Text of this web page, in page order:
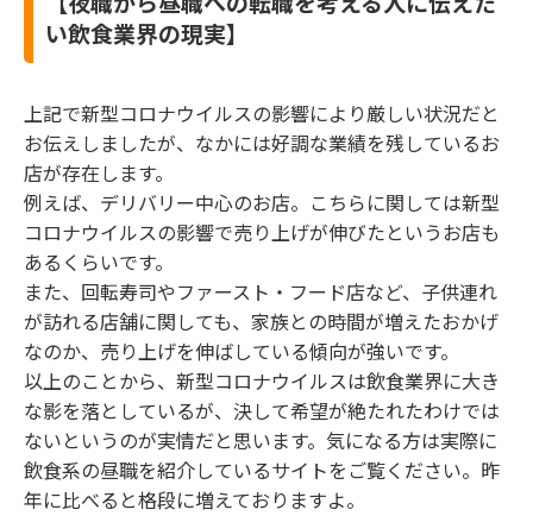
い飲食業界の現実】
上記で新型コロナウイルスの影響により厳しい状況だと
お伝えしましたが、なかには好調な業績を残しているお
店が存在します。
例えば、デリバリー中心のお店。こちらに関しては新型
コロナウイルスの影響で売り上げが伸びたというお店も
あるくらいです。
また、回転寿司やファースト・フード店など、子供連れ
が訪れる店舗に関しても、家族との時間が増えたおかげ
なのか、売り上げを伸ばしている傾向が強いです。
以上のことから、新型コロナウイルスは飲食業界に大き
な影を落としているが、決して希望が絶たれたわけでは
ないというのが実情だと思います。気になる方は実際に
飲食系の昼職を紹介しているサイトをご覧ください。昨
年に比べると格段に増えておりますよ。